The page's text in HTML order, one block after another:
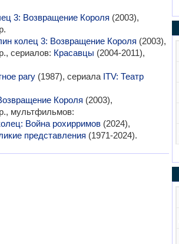
3: Возвращение Короля (2003),
колец 3: Возвращение Короля (2003),
сериалов: Красавцы (2004-2011),
рагу(1987), сериала ITV: Театр
Короля (2003),
мультфильмов:
Война рохирримов(2024),
представления (1971-2024).